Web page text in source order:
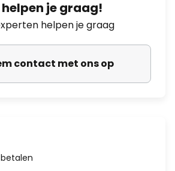
helpen je graag!
helpen je graag
contact met ons op